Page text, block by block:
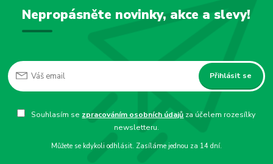
Nepropásněte novinky, akce a slevy!
Přihlásit se
Souhlasím se zpracováním osobních údajů za účelem rozesílky
newsletteru.
Můžete se kdykoli odhlásit. Zasíláme jednou za 14 dní.